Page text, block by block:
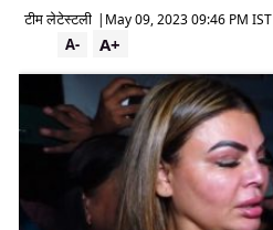
टीम लेटेस्टली | May 09, 2023 09:46 PM IST
A+
A-